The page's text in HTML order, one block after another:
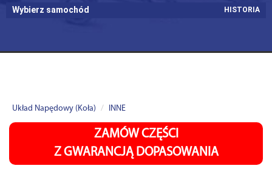
Wybierz samochód HISTORIA
Układ Napędowy (Koła) INNE
ZAMÓW CZĘŚCI
Z GWARANCJĄ DOPASOWANIA